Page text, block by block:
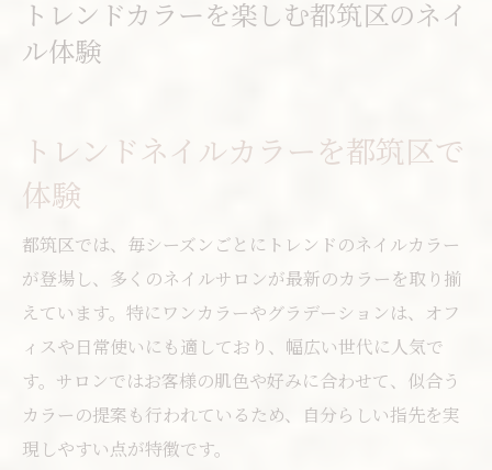
トレンドカラーを楽しむ都筑区のネイ
ル体験
トレンドネイルカラーを都筑区で
体験
都筑区では、毎シーズンごとにトレンドのネイルカラー
が登場し、多くのネイルサロンが最新のカラーを取り揃
えています。特にワンカラーやグラデーションは、オフ
ィスや日常使いにも適しており、幅広い世代に人気で
す。サロンではお客様の肌色や好みに合わせて、似合う
カラーの提案も行われているため、自分らしい指先を実
現しやすい点が特徴です。